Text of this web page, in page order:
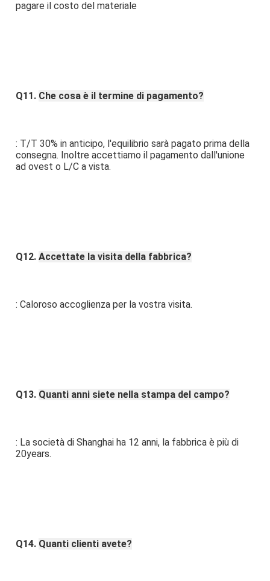
pagare il costo del materiale
Q11. Che cosa è il termine di pagamento?
: T/T 30% in anticipo, l'equilibrio sarà pagato prima della
consegna. Inoltre accettiamo il pagamento dall'unione
ad ovest o L/C a vista.
Q12. Accettate la visita della fabbrica?
: Caloroso accoglienza per la vostra visita.
Q13. Quanti anni siete nella stampa del campo?
: La società di Shanghai ha 12 anni, la fabbrica è più di
20years.
Q14. Quanti clienti avete?